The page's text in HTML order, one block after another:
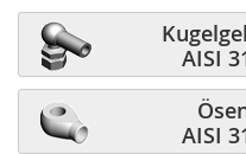
Die Gasfeder funktioniert wie
Widerstand, wenn die
und versucht immer, auf die
Wartung der Gasfeder
AISI
AISI